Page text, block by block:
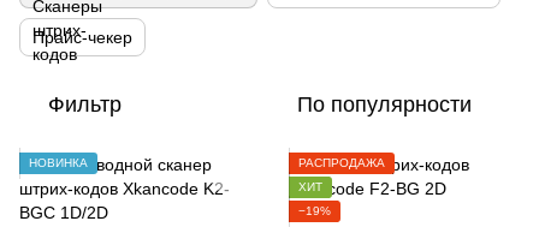
Прайс-чекер
Фильтр По популярности
НОВИНКА
РАСПРОДАЖА
ХИТ
−19%